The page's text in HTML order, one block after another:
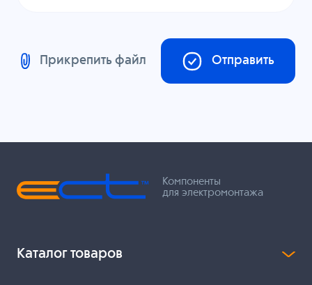
Прикрепить файл Отправить
Компоненты
для электромонтажа
Каталог товаров